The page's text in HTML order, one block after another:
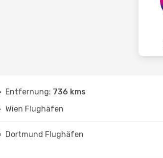
Entfernung: 736 kms
Wien Flughäfen
Dortmund Flughäfen